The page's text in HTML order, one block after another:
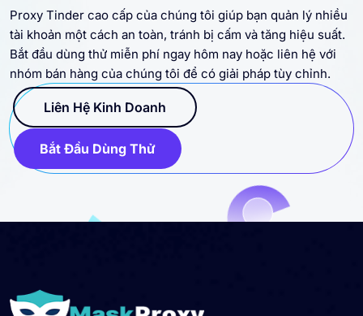
Proxy Tinder cao cấp của chúng tôi giúp bạn quản lý nhiều
tài khoản một cách an toàn, tránh bị cấm và tăng hiệu suất.
Bắt đầu dùng thử miễn phí ngay hôm nay hoặc liên hệ với
nhóm bán hàng của chúng tôi để có giải pháp tùy chỉnh.
Liên Hệ Kinh Doanh
Bắt Đầu Dùng Thử